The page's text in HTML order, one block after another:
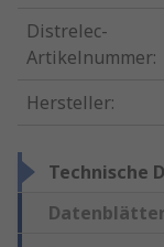
Distrelec-
Artikelnummer:
Hersteller:
Technische